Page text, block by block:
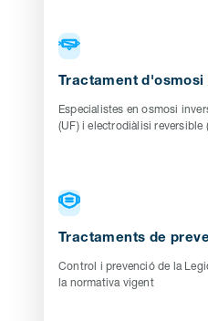
Tractament d'osmosi
Especialistes en osmosi
(UF) i electrodiàlisi reversible
Tractaments de
Control i prevenció de la
la normativa vigent